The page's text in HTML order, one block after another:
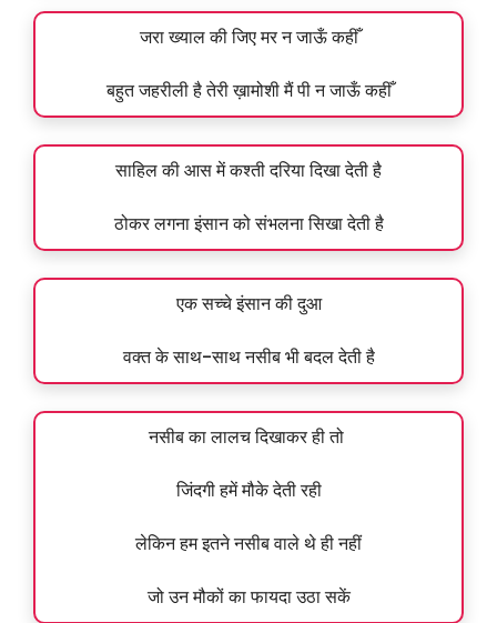
जरा ख्याल की जिए मर न जाऊँ कहीँ
बहुत जहरीली है तेरी ख़ामोशी मैं पी न जाऊँ कहीँ
साहिल की आस में कश्ती दरिया दिखा देती है
ठोकर लगना इंसान को संभलना सिखा देती है
एक सच्चे इंसान की दुआ
वक्त के साथ-साथ नसीब भी बदल देती है
नसीब का लालच दिखाकर ही तो
जिंदगी हमें मौके देती रही
लेकिन हम इतने नसीब वाले थे ही नहीं
जो उन मौकों का फायदा उठा सकें